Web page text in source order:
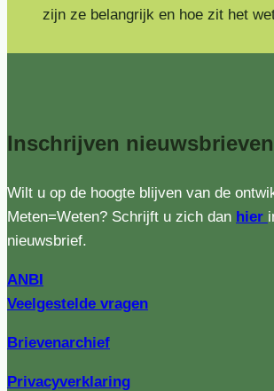
zijn ze belangrijk en hoe zit het
Inschrijven nieuwsbrieven
Wilt u op de hoogte blijven van de
Meten=Weten? Schrijft u zich dan hier
nieuwsbrief.
ANBI
Veelgestelde vragen
Brievenarchief
Privacyverklaring